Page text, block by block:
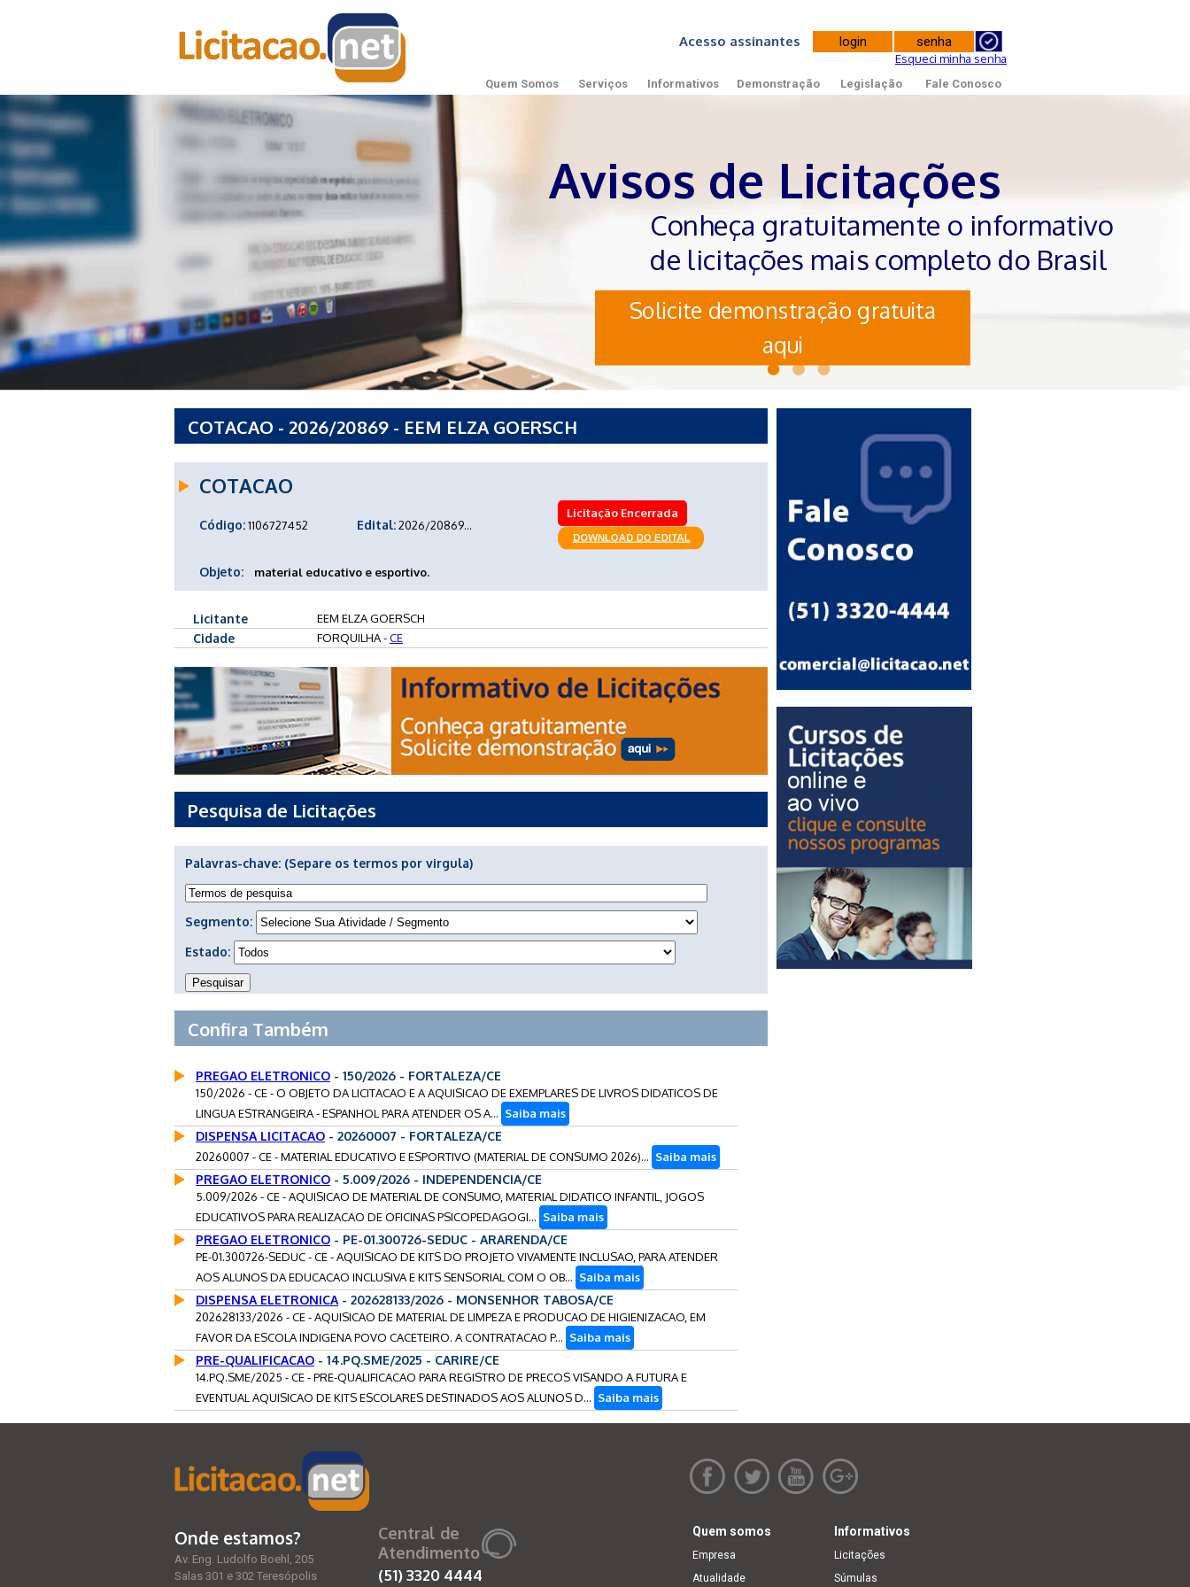
Acesso assinantes
Esqueci minha senha
Quem Somos Serviços Informativos Demonstração Legislação Fale Conosco
Avisos de Licitações
Conheça gratuitamente o informativo
de licitações mais completo do Brasil
Solicite demonstração gratuita
aqui
COTACAO - 2026/20869 - EEM ELZA GOERSCH
COTACAO
Código:1106727452 Edital:2026/20869...
Licitação Encerrada
Objeto: material educativo e esportivo.
Licitante EEM ELZA GOERSCH
Cidade FORQUILHA -CE
Pesquisa de Licitações
Palavras-chave: (Separe os termos por virgula)
Segmento:
Estado:
Confira Também
PREGAO ELETRONICO - 150/2026 - FORTALEZA/CE
150/2026 - CE - O OBJETO DA LICITACAO E A AQUISICAO DE EXEMPLARES DE LIVROS DIDATICOS DE
LINGUA ESTRANGEIRA - ESPANHOL PARA ATENDER OS A... Saiba mais
DISPENSA LICITACAO - 20260007 - FORTALEZA/CE
20260007 - CE - MATERIAL EDUCATIVO E ESPORTIVO (MATERIAL DE CONSUMO 2026)... Saiba mais
PREGAO ELETRONICO - 5.009/2026 - INDEPENDENCIA/CE
5.009/2026 - CE - AQUISICAO DE MATERIAL DE CONSUMO, MATERIAL DIDATICO INFANTIL, JOGOS
EDUCATIVOS PARA REALIZACAO DE OFICINAS PSICOPEDAGOGI... Saiba mais
PREGAO ELETRONICO - PE-01.300726-SEDUC - ARARENDA/CE
PE-01.300726-SEDUC - CE - AQUISICAO DE KITS DO PROJETO VIVAMENTE INCLUSAO, PARA ATENDER
AOS ALUNOS DA EDUCACAO INCLUSIVA E KITS SENSORIAL COM O OB... Saiba mais
DISPENSA ELETRONICA - 202628133/2026 - MONSENHOR TABOSA/CE
202628133/2026 - CE - AQUISICAO DE MATERIAL DE LIMPEZA E PRODUCAO DE HIGIENIZACAO, EM
FAVOR DA ESCOLA INDIGENA POVO CACETEIRO. A CONTRATACAO P... Saiba mais
PRE-QUALIFICACAO - 14.PQ.SME/2025 - CARIRE/CE
14.PQ.SME/2025 - CE - PRE-QUALIFICACAO PARA REGISTRO DE PRECOS VISANDO A FUTURA E
EVENTUAL AQUISICAO DE KITS ESCOLARES DESTINADOS AOS ALUNOS D... Saiba mais
Onde estamos?
Av. Eng. Ludolfo Boehl, 205
Salas 301 e 302 Teresópolis
Central de
Atendimento
(51)3320 4444
Quem somos
Empresa
Atualidade
Informativos
Licitações
Súmulas